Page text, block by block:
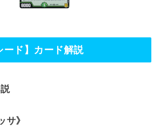
ード】カード解説
サ》